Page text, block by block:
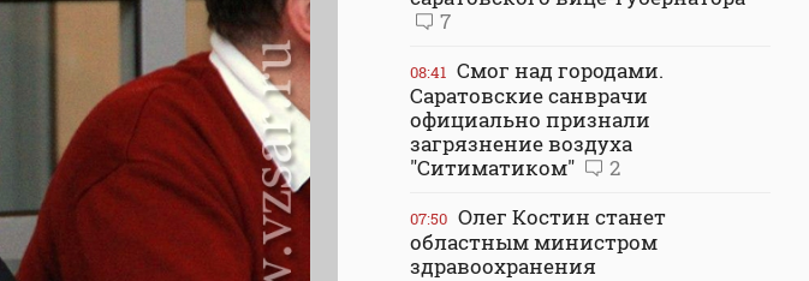
7
08:41 Смог над городами.
Саратовские санврачи
официально признали
загрязнение воздуха
"Ситиматиком"
2
07:50 Олег Костин станет
областным министром
здравоохранения